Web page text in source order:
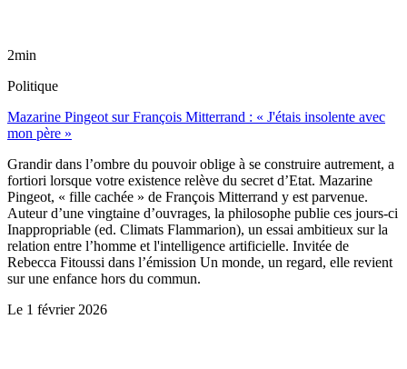
2min
Politique
Mazarine Pingeot sur François Mitterrand : « J'étais insolente avec
mon père »
Grandir dans l’ombre du pouvoir oblige à se construire autrement, a
fortiori lorsque votre existence relève du secret d’Etat. Mazarine
Pingeot, « fille cachée » de François Mitterrand y est parvenue.
Auteur d’une vingtaine d’ouvrages, la philosophe publie ces jours-ci
Inappropriable (ed. Climats Flammarion), un essai ambitieux sur la
relation entre l’homme et l'intelligence artificielle. Invitée de
Rebecca Fitoussi dans l’émission Un monde, un regard, elle revient
sur une enfance hors du commun.
Le 1 février 2026